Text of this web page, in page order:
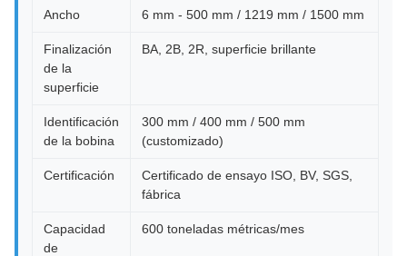
Ancho 6 mm - 500 mm / 1219 mm / 1500 mm
Finalización
de la
superficie
BA, 2B, 2R, superficie brillante
Identificación
de la bobina
300 mm / 400 mm / 500 mm
(customizado)
Certificación
Certificado de ensayo ISO, BV, SGS,
fábrica
Capacidad
de
600 toneladas métricas/mes